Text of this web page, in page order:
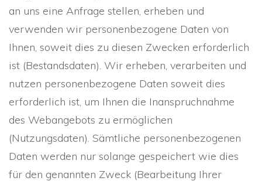
an uns eine Anfrage stellen, erheben und
verwenden wir personenbezogene Daten von
Ihnen, soweit dies zu diesen Zwecken erforderlich
ist (Bestandsdaten). Wir erheben, verarbeiten und
nutzen personenbezogene Daten soweit dies
erforderlich ist, um Ihnen die Inanspruchnahme
des Webangebots zu ermöglichen
(Nutzungsdaten). Sämtliche personenbezogenen
Daten werden nur solange gespeichert wie dies
für den genannten Zweck (Bearbeitung Ihrer